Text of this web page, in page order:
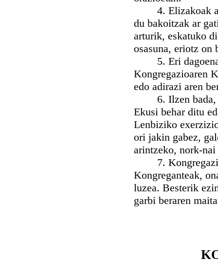
4. Elizakoak
du bakoitzak ar
arturik, eskatuko
osasuna, eriotz on
5. Eri dagoenak
Kongregazioaren
edo adirazi aren
6. Ilzen bada,
Ekusi behar ditu
Lenbiziko
ori jakin gabez,
arintzeko, nork-
7.
Kongreganteak,
luzea. Besterik
garbi beraren